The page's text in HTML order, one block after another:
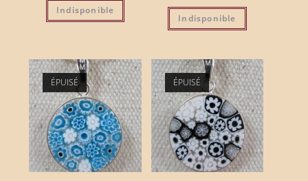
Indisponible
Indisponible
ÉPUISÉ ÉPUISÉ